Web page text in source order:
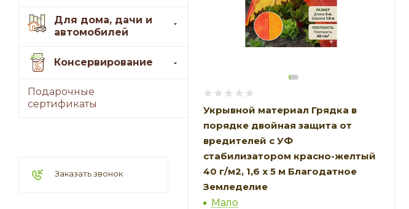
Укрывной материал Грядка в
порядке двойная защита от
вредителей с УФ
стабилизатором красно-желтый
40 г/м2, 1,6 х 5 м Благодатное
Земледелие
Мало
Для дома, дачи и
автомобилей
Консервирование
Подарочные
сертификаты
Заказать звонок